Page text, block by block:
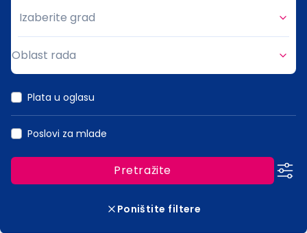
Grad
Izaberite grad
Oblast rada
Plata u oglasu
Poslovi za mlade
Pretražite
Poništite filtere